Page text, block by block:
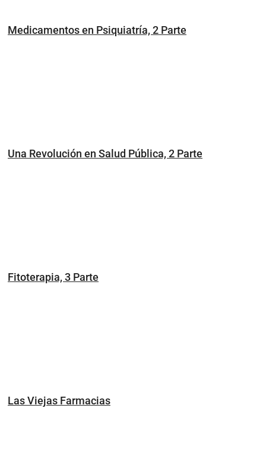
Medicamentos en Psiquiatría, 2 Parte
Una Revolución en Salud Pública, 2 Parte
Fitoterapia, 3 Parte
Las Viejas Farmacias